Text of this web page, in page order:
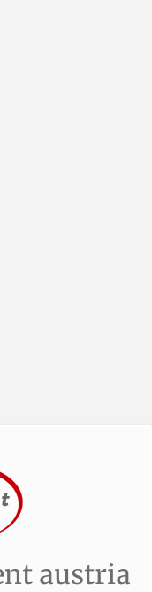
austria